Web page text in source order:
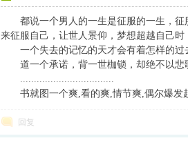
都说一个男人的一生是征服的一生，征
来征服自己，让世人景仰，梦想超越自己
一个失去的记忆的天才会有着怎样的过
道一个承诺，背一世枷锁，却绝不以悲
..................................
书就图一个爽,看的爽,情节爽,偶尔爆发
回复